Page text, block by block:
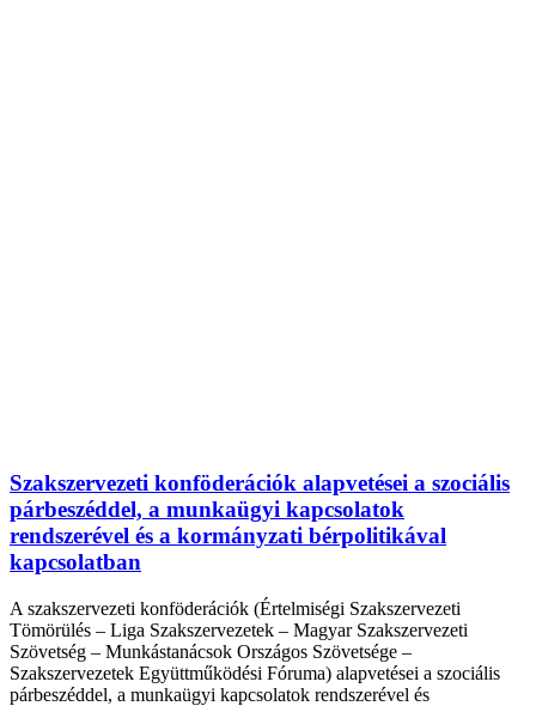
Szakszervezeti konföderációk alapvetései a szociális
párbeszéddel, a munkaügyi kapcsolatok
rendszerével és a kormányzati bérpolitikával
kapcsolatban
A szakszervezeti konföderációk (Értelmiségi Szakszervezeti
Tömörülés – Liga Szakszervezetek – Magyar Szakszervezeti
Szövetség – Munkástanácsok Országos Szövetsége –
Szakszervezetek Együttműködési Fóruma) alapvetései a szociális
párbeszéddel, a munkaügyi kapcsolatok rendszerével és